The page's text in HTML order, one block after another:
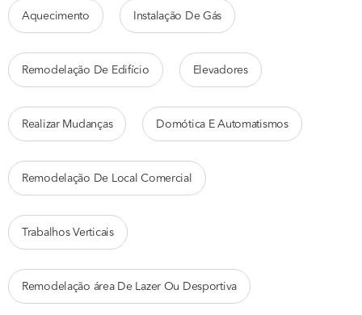
Aquecimento Instalação De Gás
Remodelação De Edifício Elevadores
Realizar Mudanças Domótica E Automatismos
Remodelação De Local Comercial
Trabalhos Verticais
Remodelação área De Lazer Ou Desportiva